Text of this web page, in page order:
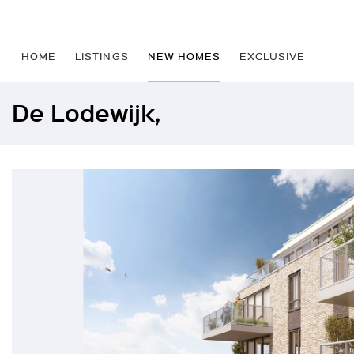
HOME LISTINGS NEW HOMES EXCLUSIVE
De Lodewijk,